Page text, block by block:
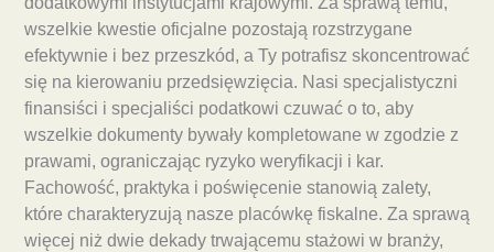
wszelkie kwestie oficjalne pozostają rozstrzygane
efektywnie i bez przeszkód, a Ty potrafisz skoncentrować
się na kierowaniu przedsięwzięcia. Nasi specjalistyczni
finansiści i specjaliści podatkowi czuwać o to, aby
wszelkie dokumenty bywały kompletowane w zgodzie z
prawami, ograniczając ryzyko weryfikacji i kar.
Fachowość, praktyka i poświęcenie stanowią zalety,
które charakteryzują nasze placówkę fiskalne. Za sprawą
więcej niż dwie dekady trwającemu stażowi w branży,